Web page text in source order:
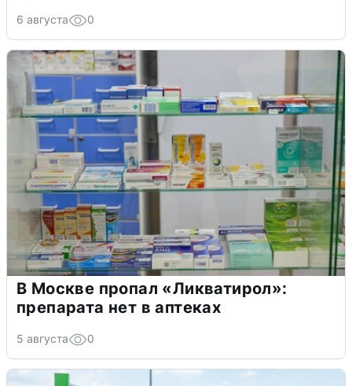
6 августа 0
В Москве пропал «Ликватирол»:
препарата нет в аптеках
5 августа 0